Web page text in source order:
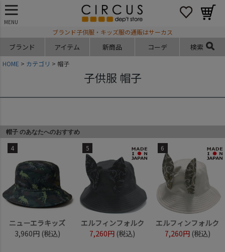
MENU
ブランド子供服・キッズ服の通販はサーカス
ブランド アイテム 新商品 コーデ 検索
HOME カテゴリ 帽子
子供服 帽子
帽子 のあなたへのおすすめ
4
ニューエラキッズ
3,960円 (税込)
5
エルフィンフォルク
7,260円 (税込)
6
エルフィンフォルク
7,260円 (税込)